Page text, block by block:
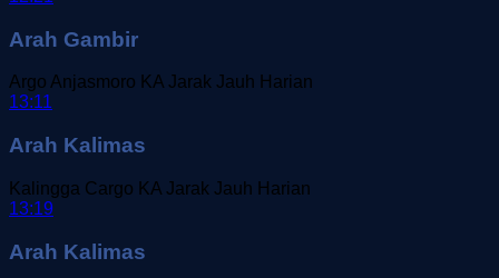
Arah Gambir
Argo Anjasmoro KA Jarak Jauh Harian
13:11
Arah Kalimas
Kalingga Cargo KA Jarak Jauh Harian
13:19
Arah Kalimas